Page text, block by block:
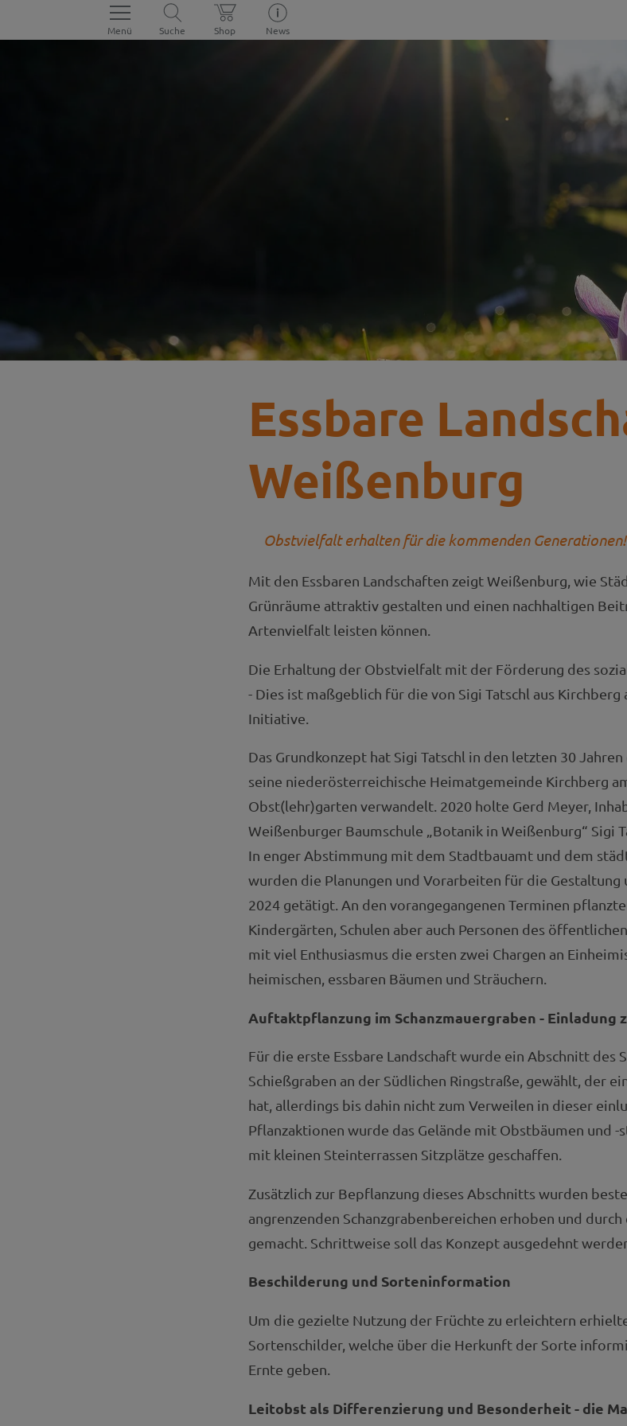
Menü Suche Shop News
Essbare
Weißenburg
Obstvielfalt erhalten für die kommenden Generationen!
Mit den Essbaren Landschaften zeigt Weißenburg, wie
Grünräume attraktiv gestalten und einen nachhaltigen
Artenvielfalt leisten können.
Die Erhaltung der Obstvielfalt mit der Förderung des
- Dies ist maßgeblich für die von Sigi Tatschl aus
Initiative.
Das Grundkonzept hat Sigi Tatschl in den letzten 30
seine niederösterreichische Heimatgemeinde Kirchberg
Obst(lehr)garten verwandelt. 2020 holte Gerd Meyer,
Weißenburger Baumschule „Botanik in Weißenburg“ Sigi
In enger Abstimmung mit dem Stadtbauamt und dem
wurden die Planungen und Vorarbeiten für die Gestaltung
2024 getätigt. An den vorangegangenen Terminen
Kindergärten, Schulen aber auch Personen des
mit viel Enthusiasmus die ersten zwei Chargen an
heimischen, essbaren Bäumen und Sträuchern.
Auftaktpflanzung im Schanzmauergraben - Einladung
Für die erste Essbare Landschaft wurde ein Abschnitt des
Schießgraben an der Südlichen Ringstraße, gewählt, der
hat, allerdings bis dahin nicht zum Verweilen in dieser
Pflanzaktionen wurde das Gelände mit Obstbäumen und
mit kleinen Steinterrassen Sitzplätze geschaffen.
Zusätzlich zur Bepflanzung dieses Abschnitts wurden
angrenzenden Schanzgrabenbereichen erhoben und
gemacht. Schrittweise soll das Konzept ausgedehnt
Beschilderung und Sorteninformation
Um die gezielte Nutzung der Früchte zu erleichtern
Sortenschilder, welche über die Herkunft der Sorte
Ernte geben.
Leitobst als Differenzierung und Besonderheit - die